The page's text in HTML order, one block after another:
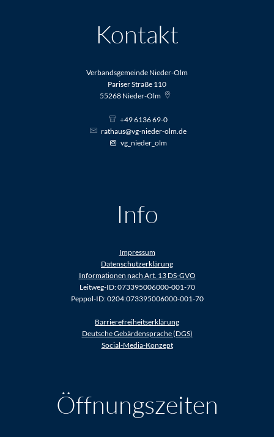
Kontakt
Verbandsgemeinde Nieder-Olm
Pariser Straße 110
55268 Nieder-Olm
+49 6136 69-0
rathaus@vg-nieder-olm.de
vg_nieder_olm
Info
Impressum
Datenschutzerklärung
Informationen nach Art. 13 DS-GVO
Leitweg-ID: 073395006000-001-70
Peppol-ID: 0204:073395006000-001-70
Barrierefreiheitserklärung
Deutsche Gebärdensprache (DGS)
Social-Media-Konzept
Öffnungszeiten